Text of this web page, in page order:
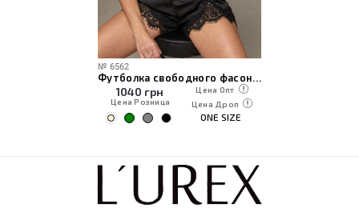
№ 6562
Футболка свободного фасона с надписью Saturday
1040 грн
Цена Розница
Цена Опт
Цена Дроп
ONE SIZE